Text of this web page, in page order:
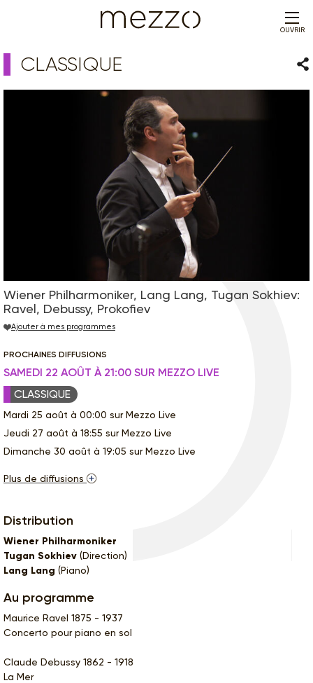
OUVRIR
CLASSIQUE
Wiener Philharmoniker, Lang Lang, Tugan Sokhiev:
Ravel, Debussy, Prokofiev
Ajouter à mes programmes
PROCHAINES DIFFUSIONS
SAMEDI 22 AOÛT À 21:00 SUR MEZZO LIVE
CLASSIQUE
Mardi 25 août à 00:00 sur Mezzo Live
Jeudi 27 août à 18:55 sur Mezzo Live
Dimanche 30 août à 19:05 sur Mezzo Live
Plus de diffusions
Distribution
Wiener Philharmoniker
Tugan Sokhiev (Direction)
Lang Lang (Piano)
Au programme
Maurice Ravel 1875 - 1937
Concerto pour piano en sol
Claude Debussy 1862 - 1918
La Mer